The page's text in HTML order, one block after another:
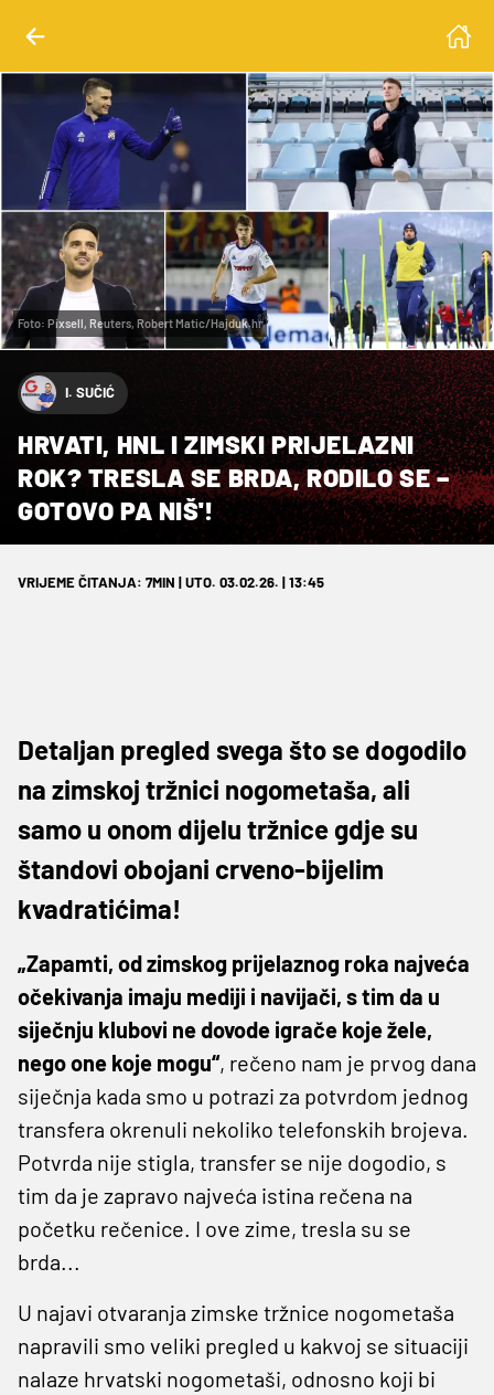
Foto: Pixsell, Reuters, Robert Matic/Hajduk.hr
I. SUČIĆ
HRVATI, HNL I ZIMSKI PRIJELAZNI
ROK? TRESLA SE BRDA, RODILO SE –
GOTOVO PA NIŠ'!
VRIJEME ČITANJA: 7MIN | UTO. 03.02.26. | 13:45
Detaljan pregled svega što se dogodilo
na zimskoj tržnici nogometaša, ali
samo u onom dijelu tržnice gdje su
štandovi obojani crveno-bijelim
kvadratićima!
„Zapamti, od zimskog prijelaznog roka najveća
očekivanja imaju mediji i navijači, s tim da u
siječnju klubovi ne dovode igrače koje žele,
nego one koje mogu“, rečeno nam je prvog dana
siječnja kada smo u potrazi za potvrdom jednog
transfera okrenuli nekoliko telefonskih brojeva.
Potvrda nije stigla, transfer se nije dogodio, s
tim da je zapravo najveća istina rečena na
početku rečenice. I ove zime, tresla su se
brda...
U najavi otvaranja zimske tržnice nogometaša
napravili smo veliki pregled u kakvoj se situaciji
nalaze hrvatski nogometaši, odnosno koji bi